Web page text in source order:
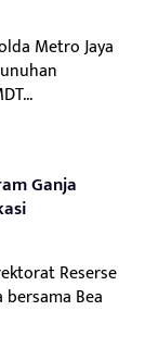
Metro Jaya
Ganja
Reserse
Bea